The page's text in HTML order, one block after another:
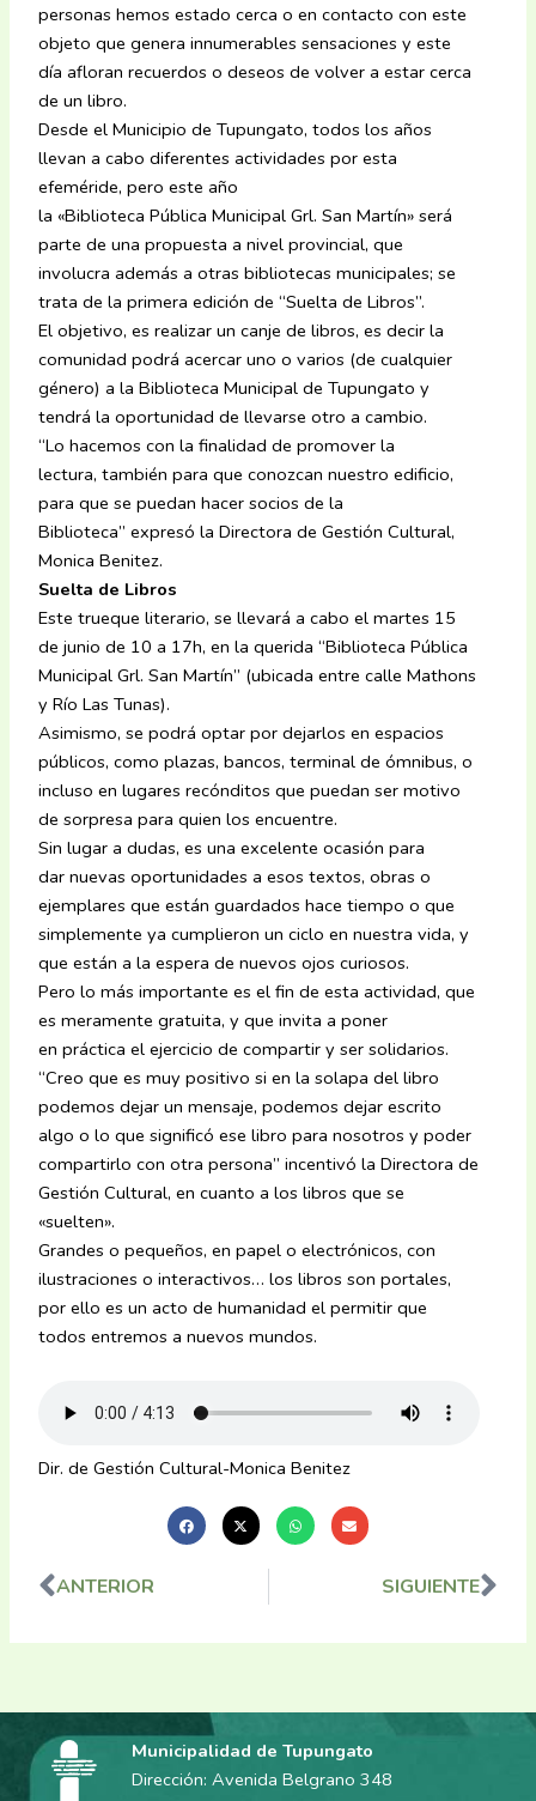
personas hemos estado cerca o en contacto con este
objeto que genera innumerables sensaciones y este
día afloran recuerdos o deseos de volver a estar cerca
de un libro.
Desde el Municipio de Tupungato, todos los años
llevan a cabo diferentes actividades por esta
efeméride, pero este año
la «Biblioteca Pública Municipal Grl. San Martín» será
parte de una propuesta a nivel provincial, que
involucra además a otras bibliotecas municipales; se
trata de la primera edición de “Suelta de Libros”.
El objetivo, es realizar un canje de libros, es decir la
comunidad podrá acercar uno o varios (de cualquier
género) a la Biblioteca Municipal de Tupungato y
tendrá la oportunidad de llevarse otro a cambio.
“Lo hacemos con la finalidad de promover la
lectura, también para que conozcan nuestro edificio,
para que se puedan hacer socios de la
Biblioteca” expresó la Directora de Gestión Cultural,
Monica Benitez.
Suelta de Libros
Este trueque literario, se llevará a cabo el martes 15
de junio de 10 a 17h, en la querida “Biblioteca Pública
Municipal Grl. San Martín” (ubicada entre calle Mathons
y Río Las Tunas).
Asimismo, se podrá optar por dejarlos en espacios
públicos, como plazas, bancos, terminal de ómnibus, o
incluso en lugares recónditos que puedan ser motivo
de sorpresa para quien los encuentre.
Sin lugar a dudas, es una excelente ocasión para
dar nuevas oportunidades a esos textos, obras o
ejemplares que están guardados hace tiempo o que
simplemente ya cumplieron un ciclo en nuestra vida, y
que están a la espera de nuevos ojos curiosos.
Pero lo más importante es el fin de esta actividad, que
es meramente gratuita, y que invita a poner
en práctica el ejercicio de compartir y ser solidarios.
“Creo que es muy positivo si en la solapa del libro
podemos dejar un mensaje, podemos dejar escrito
algo o lo que significó ese libro para nosotros y poder
compartirlo con otra persona” incentivó la Directora de
Gestión Cultural, en cuanto a los libros que se
«suelten».
Grandes o pequeños, en papel o electrónicos, con
ilustraciones o interactivos… los libros son portales,
por ello es un acto de humanidad el permitir que
todos entremos a nuevos mundos.
Dir. de Gestión Cultural-Monica Benitez
Ant
ANTERIOR SIGUIENTE
Municipalidad de Tupungato
Dirección: Avenida Belgrano 348